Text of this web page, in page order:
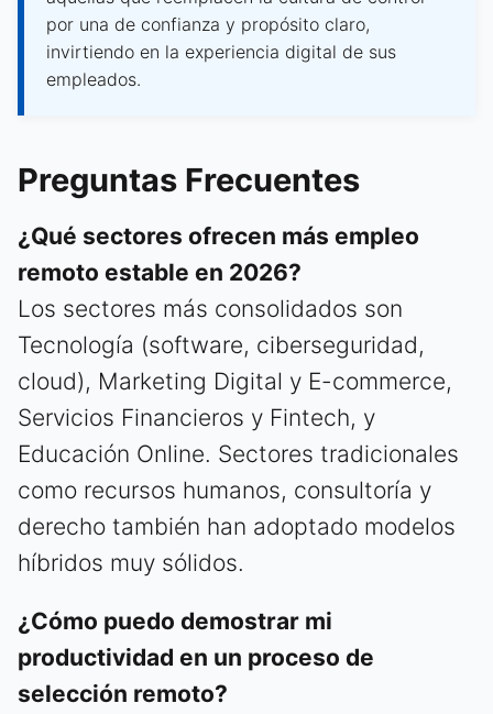
por una de confianza y propósito claro,
invirtiendo en la experiencia digital de sus
empleados.
Preguntas Frecuentes
¿Qué sectores ofrecen más empleo
remoto estable en 2026?
Los sectores más consolidados son
Tecnología (software, ciberseguridad,
cloud), Marketing Digital y E-commerce,
Servicios Financieros y Fintech, y
Educación Online. Sectores tradicionales
como recursos humanos, consultoría y
derecho también han adoptado modelos
híbridos muy sólidos.
¿Cómo puedo demostrar mi
productividad en un proceso de
selección remoto?